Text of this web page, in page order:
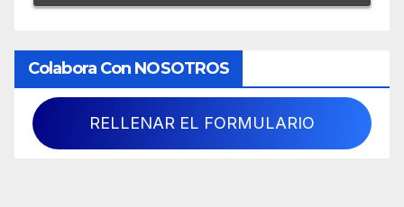
Colabora Con NOSOTROS
RELLENAR EL FORMULARIO